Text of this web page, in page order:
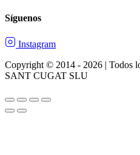
Síguenos
Instagram
Copyright © 2014 - 2026 | Todos
SANT CUGAT SLU